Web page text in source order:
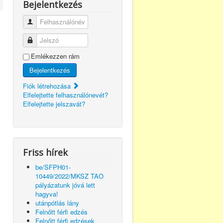
Bejelentkezés
Felhasználónév
Jelszó
Emlékezzen rám
Bejelentkezés
Fiók létrehozása
Elfelejtette felhasználónevét?
Elfelejtette jelszavát?
Friss hírek
be/SFPH01-
10449/2022/MKSZ TAO
pályázatunk jóvá lett
hagyva!
utánpótlás lány
Felnőtt férfi edzés
Felnőtt férfi edzések